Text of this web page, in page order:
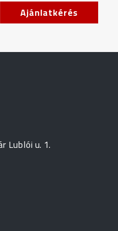
Ajánlatkérés
Lublói u. 1.